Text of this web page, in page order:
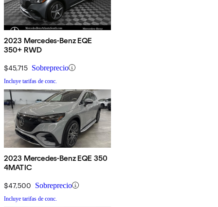
2023 Mercedes-Benz EQE
350+ RWD
$45,715 Sobreprecio
Incluye tarifas de conc.
2023 Mercedes-Benz EQE 350
4MATIC
$47,500 Sobreprecio
Incluye tarifas de conc.